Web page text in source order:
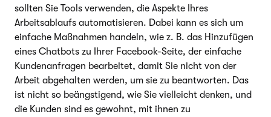
sollten Sie Tools verwenden, die Aspekte Ihres
Arbeitsablaufs automatisieren. Dabei kann es sich um
einfache Maßnahmen handeln, wie z. B. das Hinzufügen
eines Chatbots zu Ihrer Facebook-Seite, der einfache
Kundenanfragen bearbeitet, damit Sie nicht von der
Arbeit abgehalten werden, um sie zu beantworten. Das
ist nicht so beängstigend, wie Sie vielleicht denken, und
die Kunden sind es gewohnt, mit ihnen zu